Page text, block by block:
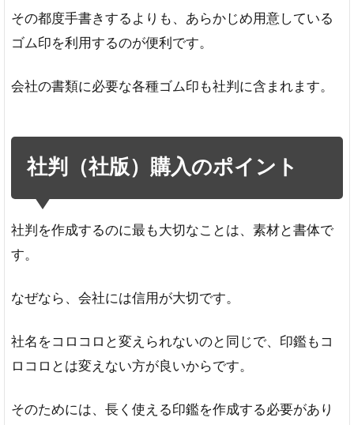
その都度手書きするよりも、あらかじめ用意している
ゴム印を利用するのが便利です。
会社の書類に必要な各種ゴム印も社判に含まれます。
社判（社版）購入のポイント
社判を作成するのに最も大切なことは、素材と書体で
す。
なぜなら、会社には信用が大切です。
社名をコロコロと変えられないのと同じで、印鑑もコ
ロコロとは変えない方が良いからです。
そのためには、長く使える印鑑を作成する必要があり